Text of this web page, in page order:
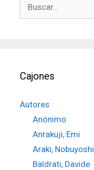
Cajones
Autores
Anónimo
Anrakuji, Emi
Araki, Nobuyoshi
Baldrati, Davide